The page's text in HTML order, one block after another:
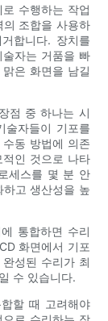
수행하는 작업
조합을 사용하
합니다. 장치를
자는 거품을 빠
은 화면을 남길
점 중 하나는 시
술자들이 기포를
동 방법에 의존
인 것으로 나타
세스를 몇 분 안
고 생산성을 높
통합하면 수리
화면에서 기포
성된 수리가 최
수 있습니다.
할 때 고려해야